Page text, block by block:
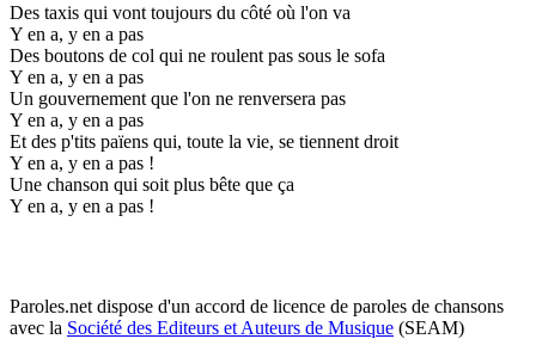
Des taxis qui vont toujours du côté où l'on va
Y en a, y en a pas
Des boutons de col qui ne roulent pas sous le sofa
Y en a, y en a pas
Un gouvernement que l'on ne renversera pas
Y en a, y en a pas
Et des p'tits païens qui, toute la vie, se tiennent droit
Y en a, y en a pas !
Une chanson qui soit plus bête que ça
Y en a, y en a pas !
Paroles.net dispose d'un accord de licence de paroles de chansons
avec la Société des Editeurs et Auteurs de Musique (SEAM)